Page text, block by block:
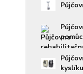
kyslíku